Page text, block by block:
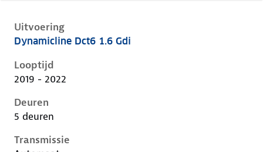
Uitvoering
Kia Niro i-de-1e-facelift, 1.6 gdi, 104 kW, Plug-in
Dynamicline Dct6 1.6 Gdi
Looptijd
2019 - 2022
Deuren
5 deuren
Transmissie